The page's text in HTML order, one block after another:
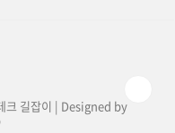
크 길잡이 | Designed by